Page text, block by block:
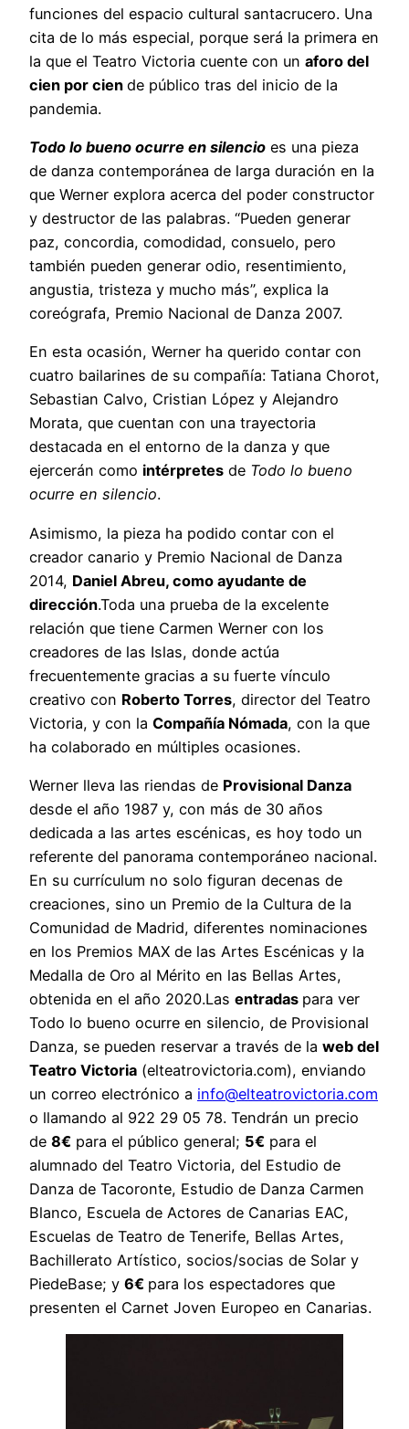
funciones del espacio cultural santacrucero. Una
cita de lo más especial, porque será la primera en
la que el Teatro Victoria cuente con un aforo del
cien por cien de público tras del inicio de la
pandemia.
Todo lo bueno ocurre en silencio es una pieza
de danza contemporánea de larga duración en la
que Werner explora acerca del poder constructor
y destructor de las palabras. “Pueden generar
paz, concordia, comodidad, consuelo, pero
también pueden generar odio, resentimiento,
angustia, tristeza y mucho más”, explica la
coreógrafa, Premio Nacional de Danza 2007.
En esta ocasión, Werner ha querido contar con
cuatro bailarines de su compañía: Tatiana Chorot,
Sebastian Calvo, Cristian López y Alejandro
Morata, que cuentan con una trayectoria
destacada en el entorno de la danza y que
ejercerán como intérpretes de Todo lo bueno
ocurre en silencio.
Asimismo, la pieza ha podido contar con el
creador canario y Premio Nacional de Danza
2014, Daniel Abreu, como ayudante de
dirección.Toda una prueba de la excelente
relación que tiene Carmen Werner con los
creadores de las Islas, donde actúa
frecuentemente gracias a su fuerte vínculo
creativo con Roberto Torres, director del Teatro
Victoria, y con la Compañía Nómada, con la que
ha colaborado en múltiples ocasiones.
Werner lleva las riendas de Provisional Danza
desde el año 1987 y, con más de 30 años
dedicada a las artes escénicas, es hoy todo un
referente del panorama contemporáneo nacional.
En su currículum no solo figuran decenas de
creaciones, sino un Premio de la Cultura de la
Comunidad de Madrid, diferentes nominaciones
en los Premios MAX de las Artes Escénicas y la
Medalla de Oro al Mérito en las Bellas Artes,
obtenida en el año 2020.Las entradas para ver
Todo lo bueno ocurre en silencio, de Provisional
Danza, se pueden reservar a través de la web del
Teatro Victoria (elteatrovictoria.com), enviando
un correo electrónico a info@elteatrovictoria.com
o llamando al 922 29 05 78. Tendrán un precio
de 8€ para el público general; 5€ para el
alumnado del Teatro Victoria, del Estudio de
Danza de Tacoronte, Estudio de Danza Carmen
Blanco, Escuela de Actores de Canarias EAC,
Escuelas de Teatro de Tenerife, Bellas Artes,
Bachillerato Artístico, socios/socias de Solar y
PiedeBase; y 6€ para los espectadores que
presenten el Carnet Joven Europeo en Canarias.